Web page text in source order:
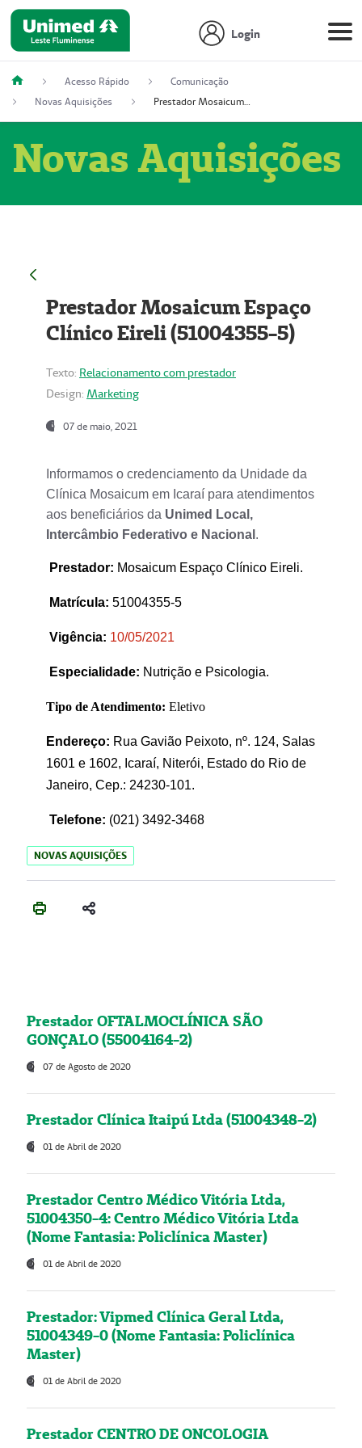
Login
Acesso Rápido
Comunicação
Novas Aquisições
Prestador Mosaicum Espaço Clínico Eireli (51004355-5)
Novas Aquisições
Prestador Mosaicum Espaço
Clínico Eireli (51004355-5)
Texto: Relacionamento com prestador
Design: Marketing
07 de maio, 2021
Informamos o credenciamento da Unidade da
Clínica Mosaicum em Icaraí para atendimentos
aos beneficiários da Unimed Local,
Intercâmbio Federativo e Nacional .
Prestador: Mosaicum Espaço Clínico Eireli.
Matrícula: 51004355-5
Vigência: 10/05/2021
Especialidade: Nutrição e Psicologia.
Tipo de Atendimento: Eletivo
Endereço: Rua Gavião Peixoto, nº. 124, Salas
1601 e 1602, Icaraí, Niterói, Estado do Rio de
Janeiro, Cep.: 24230-101.
Telefone: (021) 3492-3468
NOVAS AQUISIÇÕES
Prestador OFTALMOCLÍNICA SÃO
GONÇALO (55004164-2)
07 de Agosto de 2020
Prestador Clínica Itaipú Ltda (51004348-2)
01 de Abril de 2020
Prestador Centro Médico Vitória Ltda,
51004350-4: Centro Médico Vitória Ltda
(Nome Fantasia: Policlínica Master)
01 de Abril de 2020
Prestador: Vipmed Clínica Geral Ltda,
51004349-0 (Nome Fantasia: Policlínica
Master)
01 de Abril de 2020
Prestador CENTRO DE ONCOLOGIA